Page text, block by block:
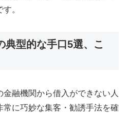
。
典型的な手口5選、こ
融機関から借入ができない人
常に巧妙な集客・勧誘手法を確